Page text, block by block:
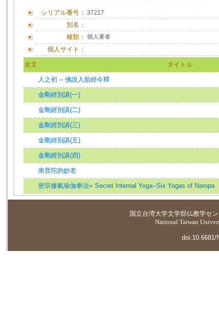
シリアル番号： 37217
別名：
種類： 個人著者
個人サイト：
全文 タイトル
人之初 -- 佛說入胎經今釋
金剛經別講(一)
金剛經別講(二)
金剛經別講(三)
金剛經別講(五)
金剛經別講(四)
南普陀的妙老
密宗修氣瑜伽拳法= Secret Internal Yoga--Six Yogas of Naropa
国立台湾大学文学部仏教学セ
National Taiwan
doi:10.6681/